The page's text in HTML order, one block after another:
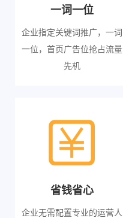
一词一位
企业指定关键词推广，一词
一位，首页广告位抢占流量
先机
省钱省心
企业无需配置专业的运营人